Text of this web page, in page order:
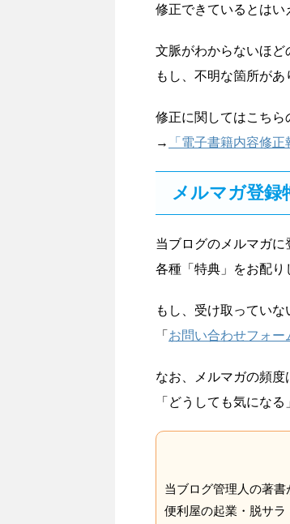
修正できているとはい
文脈がわからないほど
もし、不明な箇所が
修正に関してはこちら
→
「電子書籍内容修正
メルマガ登録
当ブログのメルマガに
各種「特典」をお配り
もし、受け取ってい
「 お問い合わせフォー
なお、メルマガの頻度
「どうしても気にな
当ブログ管理人の著書
便利屋の起業・脱サラ